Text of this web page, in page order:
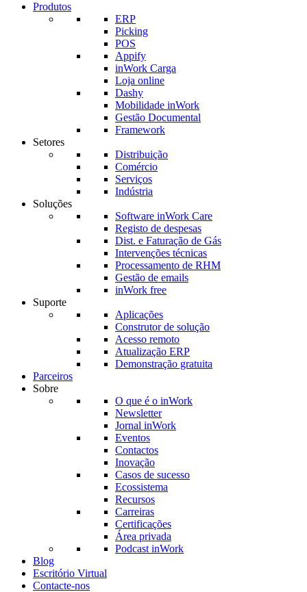
Produtos
ERP
Picking
POS
Appify
inWork Carga
Loja online
Dashy
Mobilidade inWork
Gestão Documental
Framework
Setores
Distribuição
Comércio
Serviços
Indústria
Soluções
Software inWork Care
Registo de despesas
Dist. e Faturação de Gás
Intervenções técnicas
Processamento de RHM
Gestão de emails
inWork free
Suporte
Aplicações
Construtor de solução
Acesso remoto
Atualização ERP
Demonstração gratuita
Parceiros
Sobre
O que é o inWork
Newsletter
Jornal inWork
Eventos
Contactos
Inovação
Casos de sucesso
Ecossistema
Recursos
Carreiras
Certificações
Área privada
Podcast inWork
Blog
Escritório Virtual
Contacte-nos